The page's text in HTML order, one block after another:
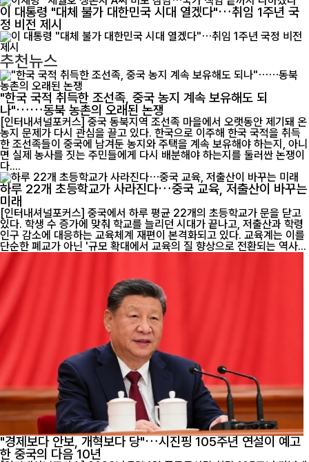
이 대통령 "대체 불가 대한민국 시대 열겠다"…취임 1주년 국
정 비전 제시
추천뉴스
"한국 국적 취득한 조선족, 중국 농지 계속 보유해도 되
나"……동북 농촌의 오래된 논쟁
[인터내셔널포커스] 중국 동북지역 조선족 마을에서 오랫동안 제기돼 온
농지 문제가 다시 관심을 끌고 있다. 한국으로 이주해 한국 국적을 취득
한 조선족들이 중국에 남겨둔 농지와 주택을 계속 보유해야 하는지, 아니
면 실제 농사를 짓는 주민들에게 다시 배분해야 하는지를 둘러싼 논쟁이
다....
하루 22개 초등학교가 사라진다…중국 교육, 저출산이 바꾸는
미래
[인터내셔널포커스] 중국에서 하루 평균 22개의 초등학교가 문을 닫고
있다. 학생 수 증가에 맞춰 학교를 늘리던 시대가 끝나고, 저출산과 학령
인구 감소에 대응하는 교육체계 재편이 본격화되고 있다. 교육계는 이를
단순한 폐교가 아닌 '규모 확대에서 교육의 질 향상으로 전환되는 역사...
"경제보다 안보, 개혁보다 당"…시진핑 105주년 연설이 예고
한 중국의 다음 10년